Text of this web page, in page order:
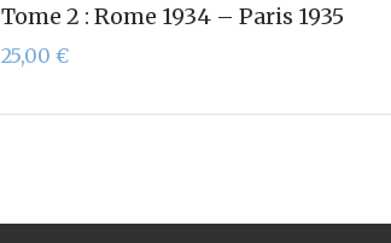
Tome 2 : Rome 1934 – Paris 1935
25,00 €